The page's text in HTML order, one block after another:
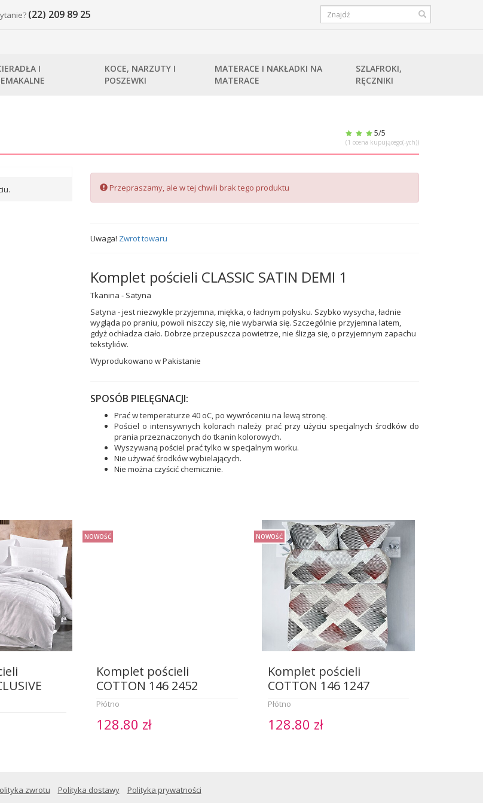
(22) 209 89 25
I
KOCE, NARZUTY I
POSZEWKI
MATERACE I NAKŁADKI NA
MATERACE
SZLAFROKI,
RĘCZNIKI
5/5
(1 ocena kupującego(-ych))
Przepraszamy, ale w tej chwili brak tego produktu
Uwaga! Zwrot towaru
Komplet pościeli CLASSIC SATIN DEMI 1
Tkanina - Satyna
Satyna - jest niezwykle przyjemna, miękka, o ładnym połysku. Szybko wysycha, ładnie
wygląda po praniu, powoli niszczy się, nie wybarwia się. Szczególnie przyjemna latem,
gdyż ochładza ciało. Dobrze przepuszcza powietrze, nie ślizga się, o przyjemnym zapachu
tekstyliów.
Wyprodukowano w Pakistanie
SPOSÓB PIELĘGNACJI:
Prać w temperaturze 40 oC, po wywróceniu na lewą stronę.
Pościel o intensywnych kolorach należy prać przy użyciu specjalnych środków do
prania przeznaczonych do tkanin kolorowych.
Wyszywaną pościel prać tylko w specjalnym worku.
Nie używać środków wybielających.
Nie można czyścić chemicznie.
NOWOŚĆ
Komplet pościeli
COTTON 146 2452
Płótno
128.80 zł
NOWOŚĆ
Komplet pościeli
COTTON 146 1247
Płótno
128.80 zł
zwrotu Polityka dostawy Polityka prywatności